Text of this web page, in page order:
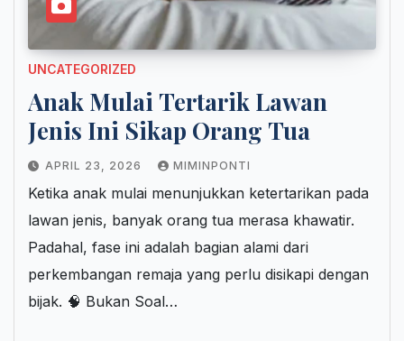
UNCATEGORIZED
Anak Mulai Tertarik Lawan
Jenis Ini Sikap Orang Tua
APRIL 23, 2026 MIMINPONTI
Ketika anak mulai menunjukkan ketertarikan pada
lawan jenis, banyak orang tua merasa khawatir.
Padahal, fase ini adalah bagian alami dari
perkembangan remaja yang perlu disikapi dengan
bijak. 🧠 Bukan Soal…